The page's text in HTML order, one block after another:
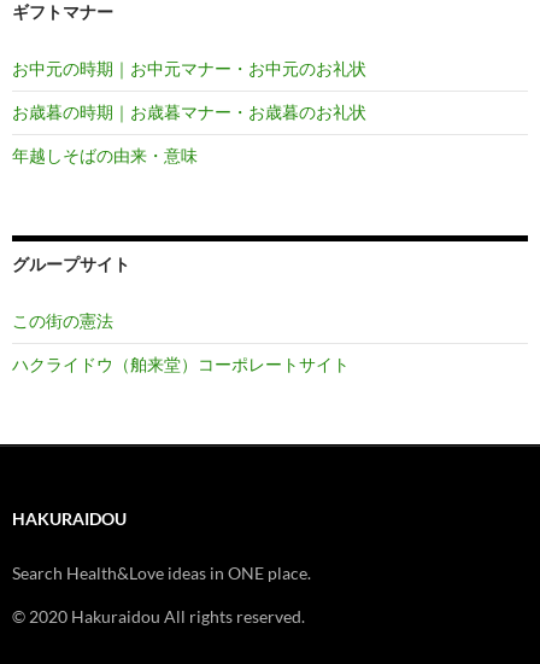
ギフトマナー
お中元の時期｜お中元マナー・お中元のお礼状
お歳暮の時期｜お歳暮マナー・お歳暮のお礼状
年越しそばの由来・意味
グループサイト
この街の憲法
ハクライドウ（舶来堂）コーポレートサイト
HAKURAIDOU
Search Health&Love ideas in ONE place.
© 2020 Hakuraidou All rights reserved.